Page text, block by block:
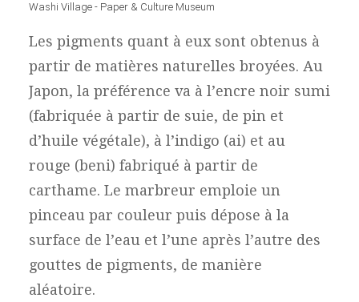
Washi Village - Paper & Culture Museum
Les pigments quant à eux sont obtenus à
partir de matières naturelles broyées. Au
Japon, la préférence va à l’encre noir sumi
(fabriquée à partir de suie, de pin et
d’huile végétale), à l’indigo (ai) et au
rouge (beni) fabriqué à partir de
carthame. Le marbreur emploie un
pinceau par couleur puis dépose à la
surface de l’eau et l’une après l’autre des
gouttes de pigments, de manière
aléatoire.